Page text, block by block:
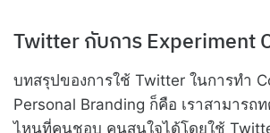
Twitter กับการ Experiment
บทสรุปของการใช้ Twitter ในการทำ
Personal Branding ก็คือ เราสามารถ
ไหนที่คนชอบ คนสนใจได้โดยใช้